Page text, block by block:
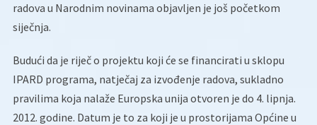
radova u Narodnim novinama objavljen je još početkom
siječnja.
Budući da je riječ o projektu koji će se financirati u sklopu
IPARD programa, natječaj za izvođenje radova, sukladno
pravilima koja nalaže Europska unija otvoren je do 4. lipnja.
2012. godine. Datum je to za koji je u prostorijama Općine u